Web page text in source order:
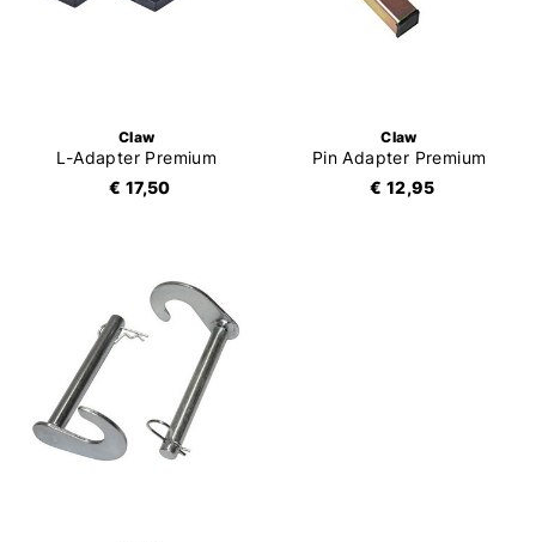
Claw
L-Adapter Premium
€ 17,50
Claw
Pin Adapter Premium
€ 12,95